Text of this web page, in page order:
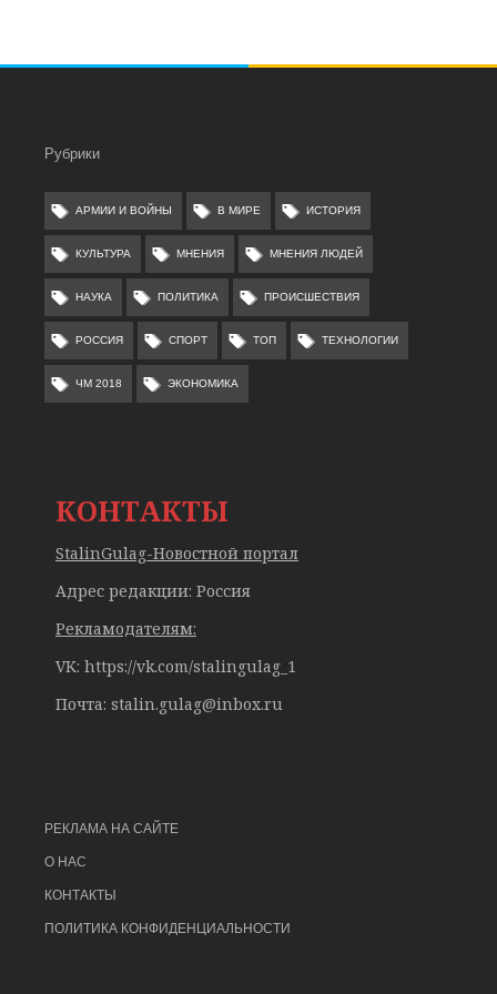
Рубрики
АРМИИ И ВОЙНЫ В МИРЕ ИСТОРИЯ
КУЛЬТУРА МНЕНИЯ МНЕНИЯ ЛЮДЕЙ
НАУКА ПОЛИТИКА ПРОИСШЕСТВИЯ
РОССИЯ СПОРТ ТОП ТЕХНОЛОГИИ
ЧМ 2018 ЭКОНОМИКА
КОНТАКТЫ
StalinGulag-Новостной портал
Адрес редакции: Россия
Рекламодателям:
VK: https://vk.com/stalingulag_1
Почта: stalin.gulag@inbox.ru
РЕКЛАМА НА САЙТЕ
О НАС
КОНТАКТЫ
ПОЛИТИКА КОНФИДЕНЦИАЛЬНОСТИ